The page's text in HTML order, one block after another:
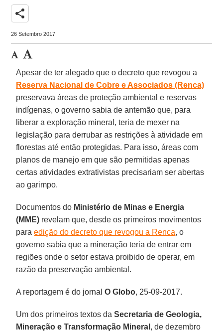
share
26 Setembro 2017
Apesar de ter alegado que o decreto que revogou a
Reserva Nacional de Cobre e Associados (Renca)
preservava áreas de proteção ambiental e reservas
indígenas, o governo sabia de antemão que, para
liberar a exploração mineral, teria de mexer na
legislação para derrubar as restrições à atividade em
florestas até então protegidas. Para isso, áreas com
planos de manejo em que são permitidas apenas
certas atividades extrativistas precisariam ser abertas
ao garimpo.
Documentos do Ministério de Minas e Energia
(MME) revelam que, desde os primeiros movimentos
paraedição do decreto que revogou a Renca, o
governo sabia que a mineração teria de entrar em
regiões onde o setor estava proibido de operar, em
razão da preservação ambiental.
A reportagem é do jornalO Globo, 25-09-2017.
Um dos primeiros textos daSecretaria de Geologia,
Mineração e Transformação Mineral , de dezembro